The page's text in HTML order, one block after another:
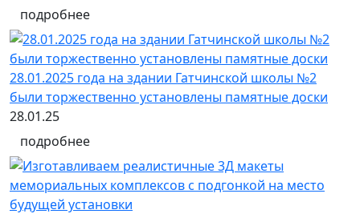
подробнее
28.01.2025 года на здании Гатчинской школы №2
были торжественно установлены памятные доски
28.01.25
подробнее